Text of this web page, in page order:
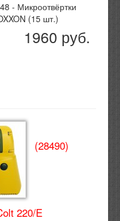
- Микроотвёртки
(15 шт.)
1960 руб.
(28490)
220/E